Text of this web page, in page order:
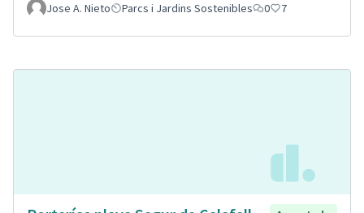
Jose A. Nieto Parcs i Jardins Sostenibles 0 7